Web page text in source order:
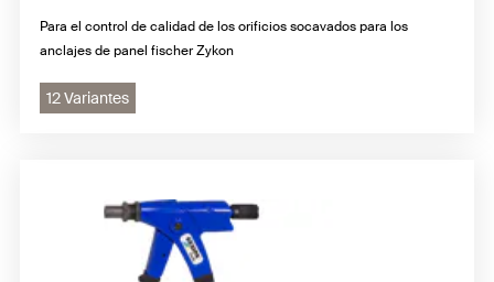
Para el control de calidad de los orificios socavados para los
anclajes de panel fischer Zykon
12 Variantes